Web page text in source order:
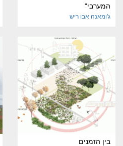
המערבי"
ג'ומאנה אבו ריש
בין הזמנים